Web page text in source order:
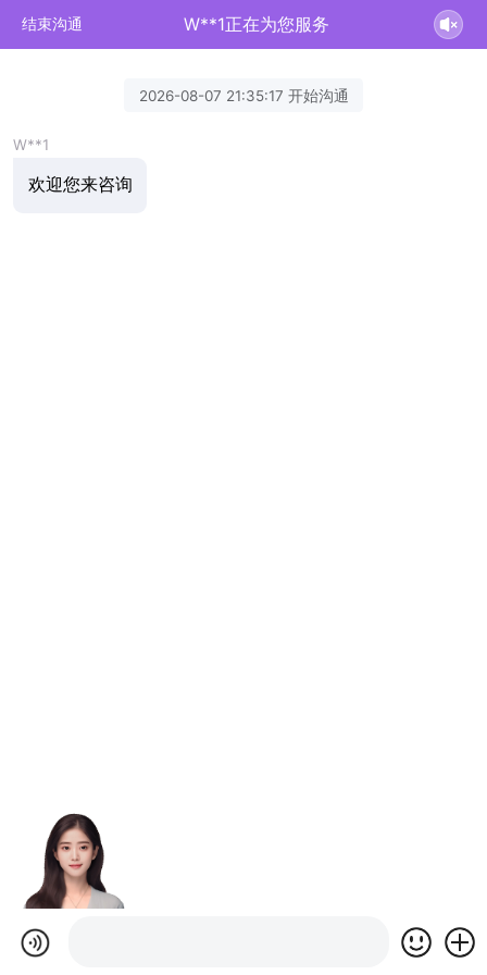
结束沟通 W**1正在为您服务
2026-08-07 21:35:17 开始沟通
W**1
欢迎您来咨询